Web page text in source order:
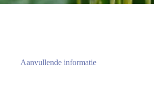
Aanvullende informatie